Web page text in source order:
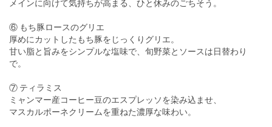
メインに向けて気持ちが高まる、ひと休みのごちそう。
⑥ もち豚ロースのグリエ
厚めにカットしたもち豚をじっくりグリエ。
甘い脂と旨みをシンプルな塩味で、旬野菜とソースは日替わり
で。
⑦ ティラミス
ミャンマー産コーヒー豆のエスプレッソを染み込ませ、
マスカルポーネクリームを重ねた濃厚な味わい。